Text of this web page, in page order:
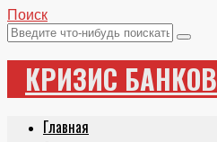
Поиск
КРИЗИС БАНКОВ
Главная